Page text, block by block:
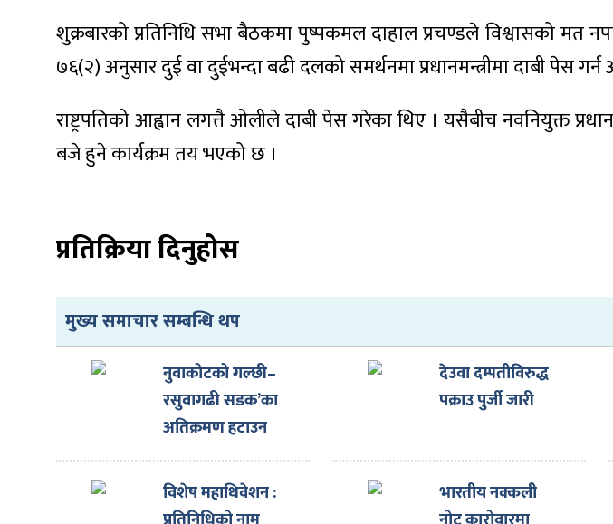
शुक्रबारको प्रतिनिधि सभा बैठकमा पुष्पकमल दाहाल प्रचण्डले विश्वासको मत
७६(२) अनुसार दुई वा दुईभन्दा बढी दलको समर्थनमा प्रधानमन्त्रीमा दाबी पेस गर्न
राष्ट्रपतिको आह्वान लगत्तै ओलीले दाबी पेस गरेका थिए । यसैबीच नवनियुक्त
बजे हुने कार्यक्रम तय भएको छ ।
प्रतिक्रिया दिनुहोस
मुख्य समाचार सम्बन्धि थप
नुवाकोटको गल्छी–
रसुवागढी सडक’का
अतिक्रमण हटाउन
सुरु
देउवा दम्पतीविरुद्ध
पक्राउ पुर्जी जारी
विशेष महाधिवेशन :
भारतीय नक्कली